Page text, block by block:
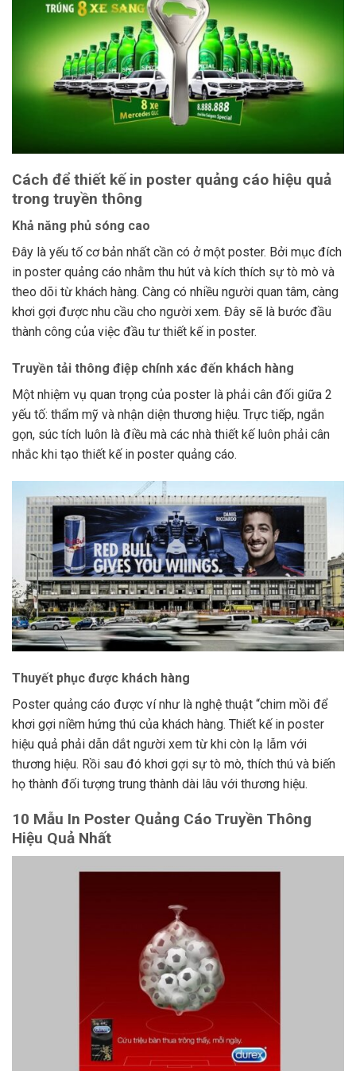
Cách để thiết kế in poster quảng cáo hiệu quả
trong truyền thông
Khả năng phủ sóng cao
Đây là yếu tố cơ bản nhất cần có ở một poster. Bởi mục đích
in poster quảng cáo nhằm thu hút và kích thích sự tò mò và
theo dõi từ khách hàng. Càng có nhiều người quan tâm, càng
khơi gợi được nhu cầu cho người xem. Đây sẽ là bước đầu
thành công của việc đầu tư thiết kế in poster.
Truyền tải thông điệp chính xác đến khách hàng
Một nhiệm vụ quan trọng của poster là phải cân đối giữa 2
yếu tố: thẩm mỹ và nhận diện thương hiệu. Trực tiếp, ngắn
gọn, súc tích luôn là điều mà các nhà thiết kế luôn phải cân
nhắc khi tạo thiết kế in poster quảng cáo.
Thuyết phục được khách hàng
Poster quảng cáo được ví như là nghệ thuật “chim mồi để
khơi gợi niềm hứng thú của khách hàng. Thiết kế in poster
hiệu quả phải dẫn dắt người xem từ khi còn lạ lẫm với
thương hiệu. Rồi sau đó khơi gợi sự tò mò, thích thú và biến
họ thành đối tượng trung thành dài lâu với thương hiệu.
10 Mẫu In Poster Quảng Cáo Truyền Thông
Hiệu Quả Nhất